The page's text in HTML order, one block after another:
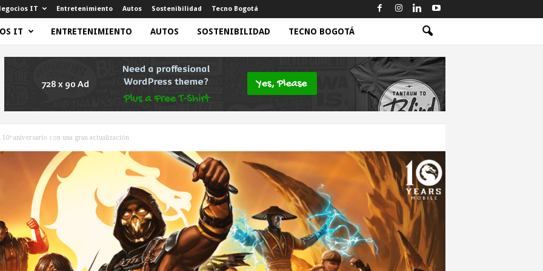
IT Entretenimiento Autos Sostenibilidad Tecno Bogotá
IT ENTRETENIMIENTO AUTOS SOSTENIBILIDAD TECNO BOGOTÁ
aniversario con una gran actualización